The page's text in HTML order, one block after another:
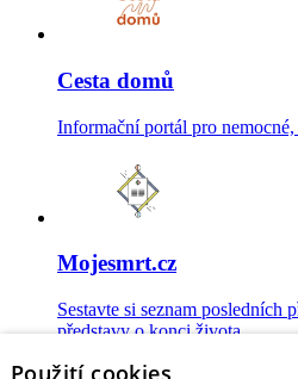
Cesta domů
Informační portál pro
Mojesmrt.cz
Sestavte si seznam posledních
představy o konci života
Použití cookies